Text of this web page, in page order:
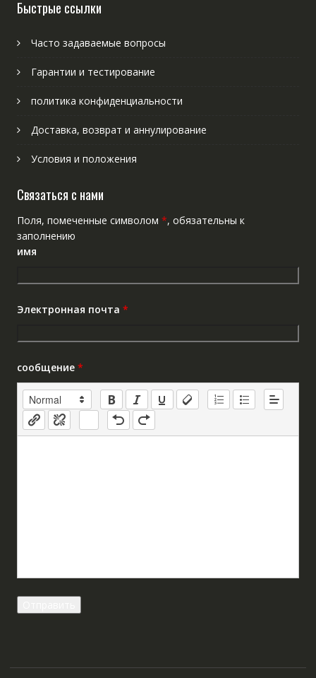
Быстрые ссылки
Часто задаваемые вопросы
Гарантии и тестирование
политика конфиденциальности
Доставка, возврат и аннулирование
Условия и положения
Связаться с нами
Поля, помеченные символом *, обязательны к
заполнению
имя
Электронная почта *
сообщение *